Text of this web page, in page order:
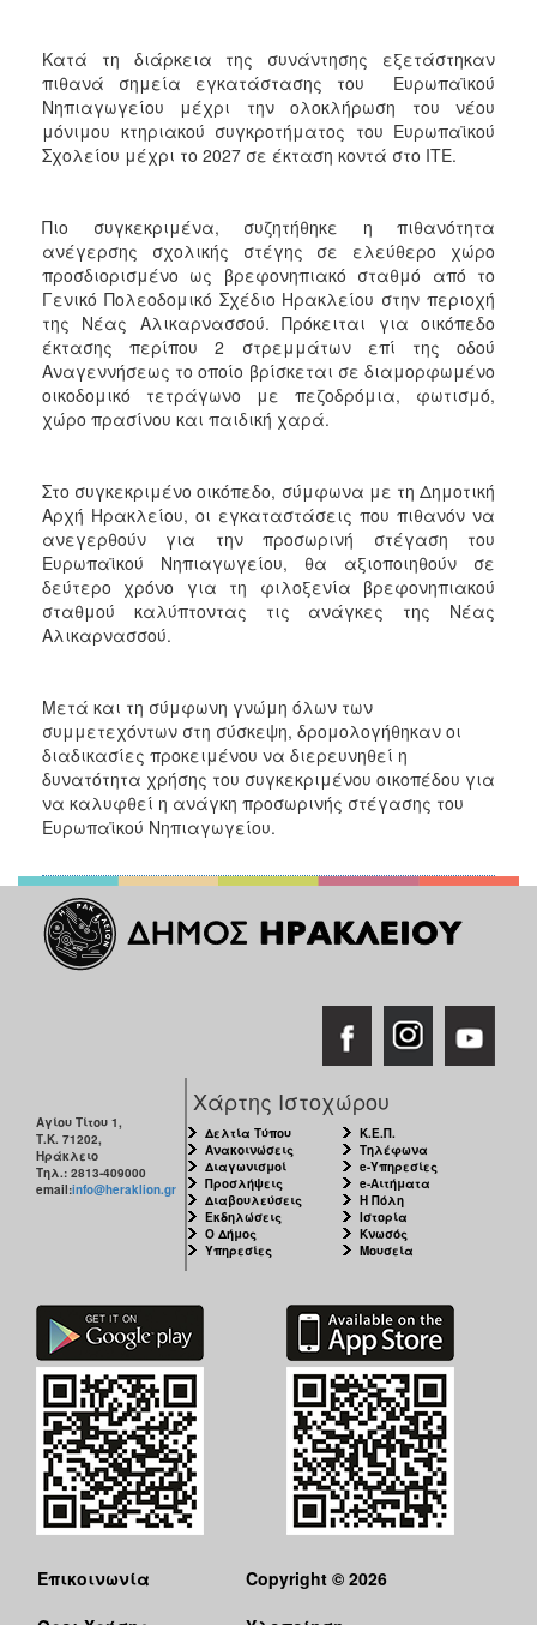
Κατά τη διάρκεια της συνάντησης εξετάστηκαν
πιθανά σημεία εγκατάστασης του Ευρωπαϊκού
Νηπιαγωγείου μέχρι την ολοκλήρωση του νέου
μόνιμου κτηριακού συγκροτήματος του Ευρωπαϊκού
Σχολείου μέχρι το 2027 σε έκταση κοντά στο ΙΤΕ.
Πιο συγκεκριμένα, συζητήθηκε η πιθανότητα
ανέγερσης σχολικής στέγης σε ελεύθερο χώρο
προσδιορισμένο ως βρεφονηπιακό σταθμό από το
Γενικό Πολεοδομικό Σχέδιο Ηρακλείου στην περιοχή
της Νέας Αλικαρνασσού. Πρόκειται για οικόπεδο
έκτασης περίπου 2 στρεμμάτων επί της οδού
Αναγεννήσεως το οποίο βρίσκεται σε διαμορφωμένο
οικοδομικό τετράγωνο με πεζοδρόμια, φωτισμό,
χώρο πρασίνου και παιδική χαρά.
Στο συγκεκριμένο οικόπεδο, σύμφωνα με τη Δημοτική
Αρχή Ηρακλείου, οι εγκαταστάσεις που πιθανόν να
ανεγερθούν για την προσωρινή στέγαση του
Ευρωπαϊκού Νηπιαγωγείου, θα αξιοποιηθούν σε
δεύτερο χρόνο για τη φιλοξενία βρεφονηπιακού
σταθμού καλύπτοντας τις ανάγκες της Νέας
Αλικαρνασσού.
Μετά και τη σύμφωνη γνώμη όλων των
συμμετεχόντων στη σύσκεψη, δρομολογήθηκαν οι
διαδικασίες προκειμένου να διερευνηθεί η
δυνατότητα χρήσης του συγκεκριμένου οικοπέδου για
να καλυφθεί η ανάγκη προσωρινής στέγασης του
Ευρωπαϊκού Νηπιαγωγείου.
Αγίου Τίτου 1,
Τ.Κ. 71202,
Ηράκλειο
Τηλ.: 2813-409000
email:info@heraklion.gr
Χάρτης Ιστοχώρου
Δελτία Τύπου
Ανακοινώσεις
Διαγωνισμοί
Προσλήψεις
Διαβουλεύσεις
Εκδηλώσεις
Ο Δήμος
Υπηρεσίες
Κ.Ε.Π.
Τηλέφωνα
e-Υπηρεσίες
e-Αιτήματα
Η Πόλη
Ιστορία
Κνωσός
Μουσεία
Επικοινωνία
Copyright © 2026